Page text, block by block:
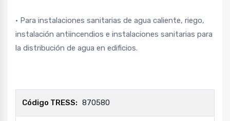
• Para instalaciones sanitarias de agua caliente, riego,
instalación antiincendios e instalaciones sanitarias para
la distribución de agua en edificios.
Código TRESS: 870580